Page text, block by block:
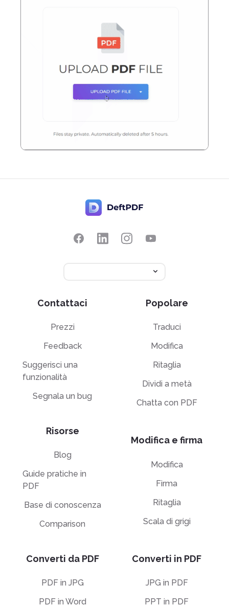
Contattaci
Prezzi
Feedback
Suggerisci una
funzionalità
Segnala un bug
Risorse
Blog
Guide pratiche in
PDF
Base di conoscenza
Comparison
Popolare
Traduci
Modifica
Ritaglia
Dividi a metà
Chatta con PDF
Modifica e firma
Modifica
Firma
Ritaglia
Scala di grigi
Converti da PDF
PDF in JPG
PDF in Word
Converti in PDF
JPG in PDF
PPT in PDF